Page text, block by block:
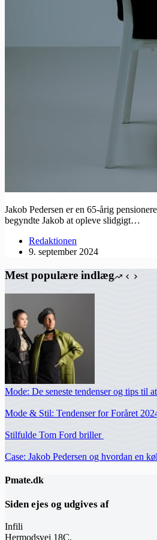
Jakob Pedersen er en 65-årig
begyndte Jakob at opleve slidgigt…
Redaktionen
9. september 2024
Mest populære indlæg
Mode: De seneste tendenser og tips til
Mode & Stil: Tendenser for Foråret
Stilfulde Tom Ford briller
Case: Jakob Pedersen og hvordan en
Pmate.dk
Siden ejes og udgives af
Infili
Hermodsvej 18C,